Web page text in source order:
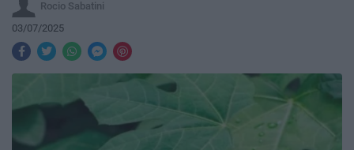
Rocio Sabatini
03/07/2025